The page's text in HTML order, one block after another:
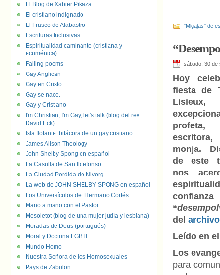
"Migajas" de
sábado, 30 de
Hoy
fiesta de
escritora,
monja.
de este
nos
“
del
Leído en
Los
para
El Blog de Xabier Pikaza
El cristiano indignado
El Frasco de Alabastro
Escrituras Inclusivas
Espiritualidad caminante (cristiana y
ecuménica)
Falling poems
Gay Anglican
Gay en Cristo
Gay se nace.
Gay y Cristiano
I'm Christian, I'm Gay, let's talk (blog del rev.
David Eck)
Isla flotante: bitácora de un gay cristiano
James Alison Theology
John Shelby Spong en español
La Casulla de San Ildefonso
La Ciudad Perdida de Nivorg
La web de JOHN SHELBY SPONG en español
Los Universículos del Hermano Cortés
Mano a mano con el Pastor
Mesoletot (blog de una mujer judía y lesbiana)
Moradas de Deus (portugués)
Moral y Doctrina LGBTI
Mundo Homo
Nuestra Señora de los Homosexuales
Pays de Zabulon